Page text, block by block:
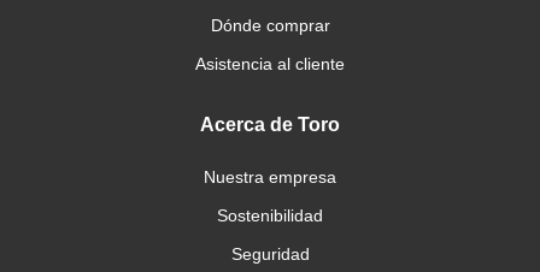
Dónde comprar
Asistencia al cliente
Acerca de Toro
Nuestra empresa
Sostenibilidad
Seguridad